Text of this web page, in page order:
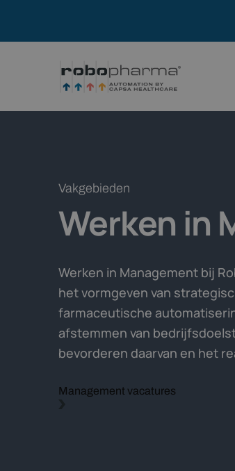
Vakgebieden
Werken in
Werken in Management bij
het vormgeven van
farmaceutische
afstemmen van
bevorderen daarvan en het
Management vacatures